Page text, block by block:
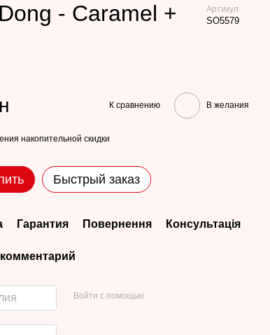
- Caramel +
Артикул
SO5579
К сравнению В желания
накопительной скидки
Быстрый заказ
Гарантия Повернення Консультація
Войти с помощью